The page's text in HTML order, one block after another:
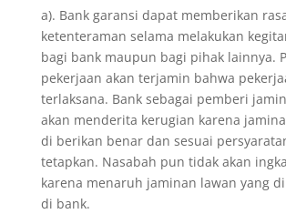
a). Bank garansi dapat memberikan
ketenteraman selama melakukan
bagi bank maupun bagi pihak lainnya.
pekerjaan akan terjamin bahwa
terlaksana. Bank sebagai pemberi
akan menderita kerugian karena
di berikan benar dan sesuai
tetapkan. Nasabah pun tidak akan
karena menaruh jaminan lawan yang
di bank.